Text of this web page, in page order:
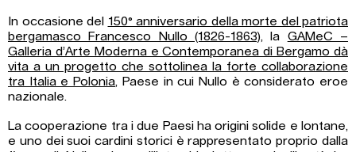
In occasione del 150° anniversario della morte del patriota
bergamasco Francesco Nullo (1826-1863), la GAMeC –
Galleria d’Arte Moderna e Contemporanea di Bergamo dà
vita a un progetto che sottolinea la forte collaborazione
tra Italia e Polonia, Paese in cui Nullo è considerato eroe
nazionale.
La cooperazione tra i due Paesi ha origini solide e lontane,
e uno dei suoi cardini storici è rappresentato proprio dalla